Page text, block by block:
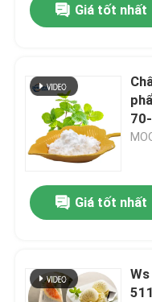
Giá tốt nhất
Giá tốt nhất